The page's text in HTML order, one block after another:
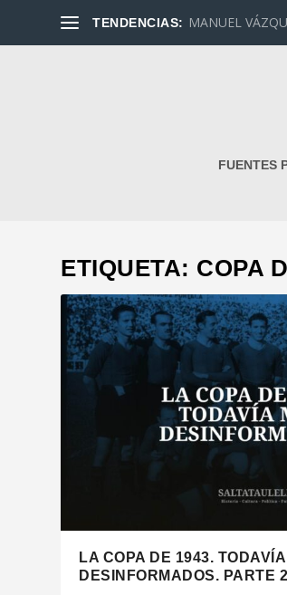
TENDENCIAS: MANUEL
FUENTES
ETIQUETA: COPA
LA COPA DE 1943.
DESINFORMADOS. PARTE